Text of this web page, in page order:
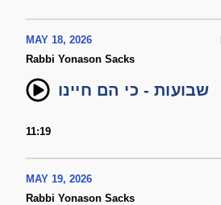
MAY 18, 2026
Rabbi Yonason Sacks
שבועות - כי הם חיינו
11:19
MAY 19, 2026
Rabbi Yonason Sacks